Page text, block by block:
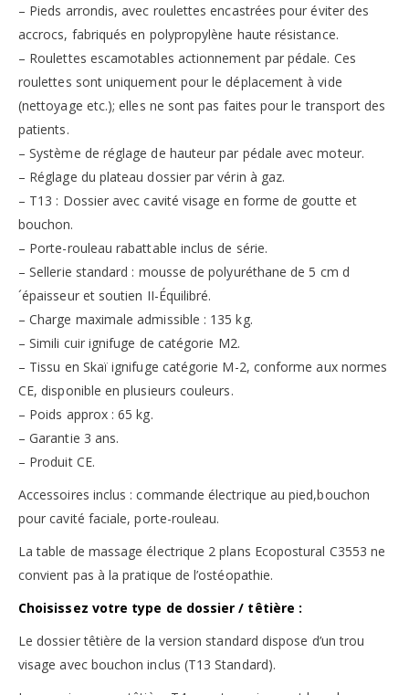
– Pieds arrondis, avec roulettes encastrées pour éviter des
accrocs, fabriqués en polypropylène haute résistance.
– Roulettes escamotables actionnement par pédale. Ces
roulettes sont uniquement pour le déplacement à vide
(nettoyage etc.); elles ne sont pas faites pour le transport des
patients.
– Système de réglage de hauteur par pédale avec moteur.
– Réglage du plateau dossier par vérin à gaz.
– T13 : Dossier avec cavité visage en forme de goutte et
bouchon.
– Porte-rouleau rabattable inclus de série.
– Sellerie standard : mousse de polyuréthane de 5 cm d
´épaisseur et soutien II-Équilibré.
– Charge maximale admissible : 135 kg.
– Simili cuir ignifuge de catégorie M2.
– Tissu en Skaï ignifuge catégorie M-2, conforme aux normes
CE, disponible en plusieurs couleurs.
– Poids approx : 65 kg.
– Garantie 3 ans.
– Produit CE.
Accessoires inclus : commande électrique au pied,bouchon
pour cavité faciale, porte-rouleau.
La table de massage électrique 2 plans Ecopostural C3553 ne
convient pas à la pratique de l’ostéopathie.
Choisissez votre type de dossier / têtière :
Le dossier têtière de la version standard dispose d’un trou
visage avec bouchon inclus (T13 Standard).